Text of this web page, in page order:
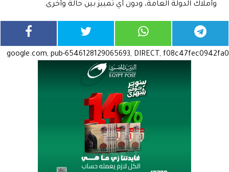
وأملاك الدولة العامة، ودون أي تمييز بين حالة وأخرى.
google.com, pub-6546128129065693, DIRECT, f08c47fec0942fa0